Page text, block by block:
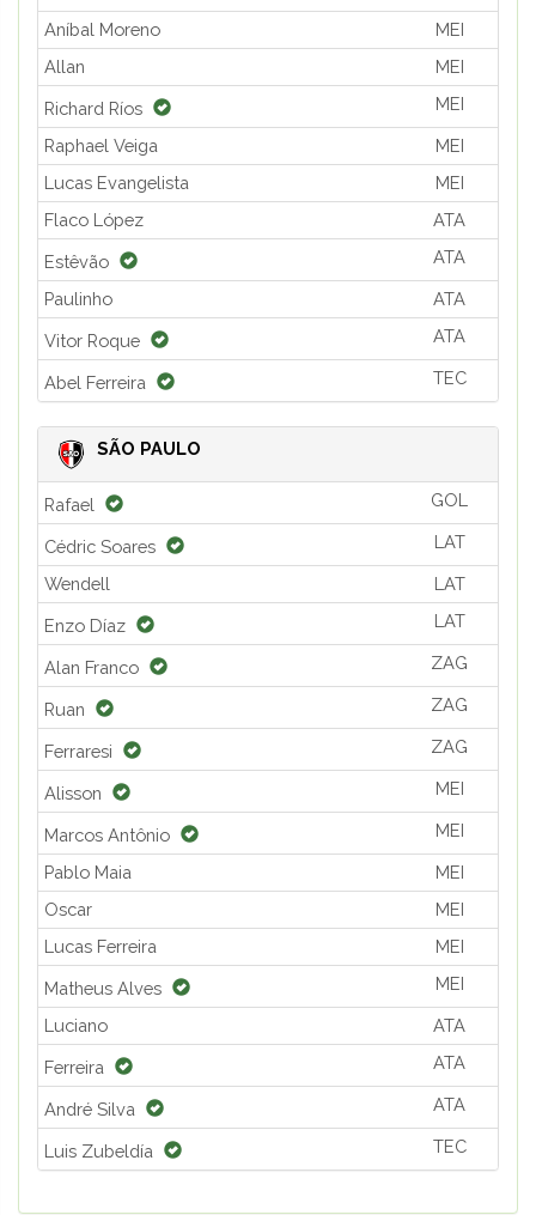
Aníbal Moreno
MEI
Allan
MEI
Richard Ríos MEI
Raphael Veiga
MEI
Lucas Evangelista
MEI
Flaco López
ATA
Estêvão ATA
Paulinho ATA
Vitor Roque ATA
Abel Ferreira TEC
SÃO PAULO
Rafael GOL
Cédric Soares LAT
Wendell LAT
Enzo Díaz LAT
Alan Franco ZAG
Ruan ZAG
Ferraresi ZAG
Alisson MEI
Marcos Antônio MEI
Pablo Maia
MEI
Oscar
MEI
Lucas Ferreira
MEI
Matheus Alves MEI
Luciano ATA
Ferreira ATA
André Silva ATA
Luis Zubeldía TEC